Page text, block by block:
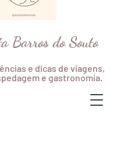
Barros do Souto
e dicas de viagens,
e gastronomia.